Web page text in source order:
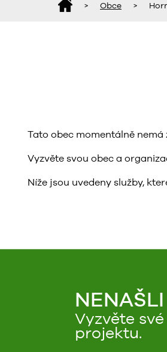
> Obce >
Tato obec momentálně
Vyzvěte svou obec a
Níže jsou uvedeny služby,
Vyzvěte
projektu.